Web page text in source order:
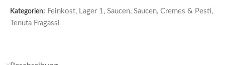
Kategorien: Feinkost, Lager 1, Saucen, Saucen, Cremes & Pesti,
Tenuta Fragassi